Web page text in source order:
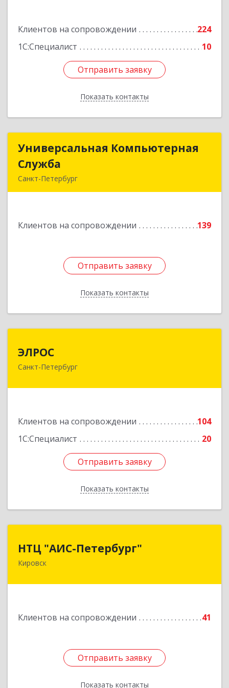
Клиентов на сопровождении
224
1С:Специалист
10
Отправить заявку
Показать контакты
Подробнее
Отправить заявку
Назад
Универсальная Компьютерная
Служба
Санкт-Петербург
Клиентов на сопровождении 139
Отправить заявку
Показать контакты
Универсальная Компьютерная
Подробнее
Отправить заявку
Назад
ЭЛРОС
Санкт-Петербург
Клиентов на сопровождении
104
1С:Специалист
20
Отправить заявку
Показать контакты
191024, Санкт-Петербург г, Тележная ул, дом №
Отправить заявку
Назад
НТЦ "АИС-Петербург"
Кировск
Клиентов на сопровождении 41
Отправить заявку
Показать контакты
НТЦ "АИС-Петербург"
187342, Ленинградская обл, Кировск г, р-н
Отправить заявку
Назад